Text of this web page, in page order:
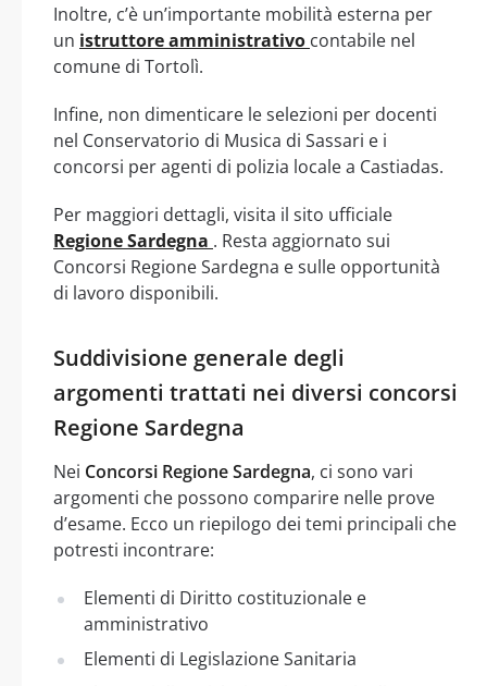
Inoltre, c’è un’importante mobilità esterna per
un istruttore amministrativo contabile nel
comune di Tortolì.
Infine, non dimenticare le selezioni per docenti
nel Conservatorio di Musica di Sassari e i
concorsi per agenti di polizia locale a Castiadas.
Per maggiori dettagli, visita il sito ufficiale
Regione Sardegna . Resta aggiornato sui
Concorsi Regione Sardegna e sulle opportunità
di lavoro disponibili.
Suddivisione generale degli
argomenti trattati nei diversi concorsi
Regione Sardegna
Nei Concorsi Regione Sardegna, ci sono vari
argomenti che possono comparire nelle prove
d’esame. Ecco un riepilogo dei temi principali che
potresti incontrare:
Elementi di Diritto costituzionale e
amministrativo
Elementi di Legislazione Sanitaria